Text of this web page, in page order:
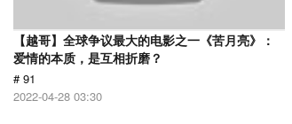
【越哥】全球争议最大的电影之一《苦月亮》：
爱情的本质，是互相折磨？
# 91
2022-04-28 03:30